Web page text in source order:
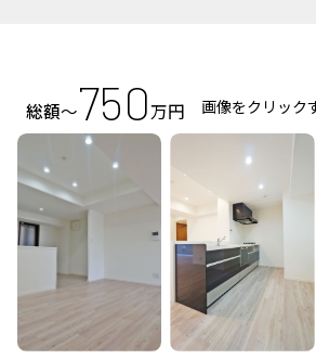
社員募集
職方募集
総額～750万円 画像をクリック